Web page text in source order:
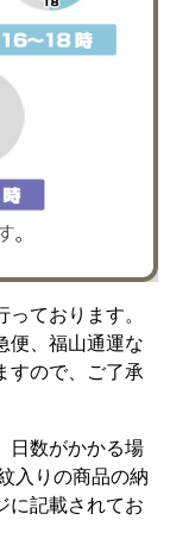
ております。
便、福山通運な
すので、ご了承
日数がかかる場
入りの商品の納
に記載されてお